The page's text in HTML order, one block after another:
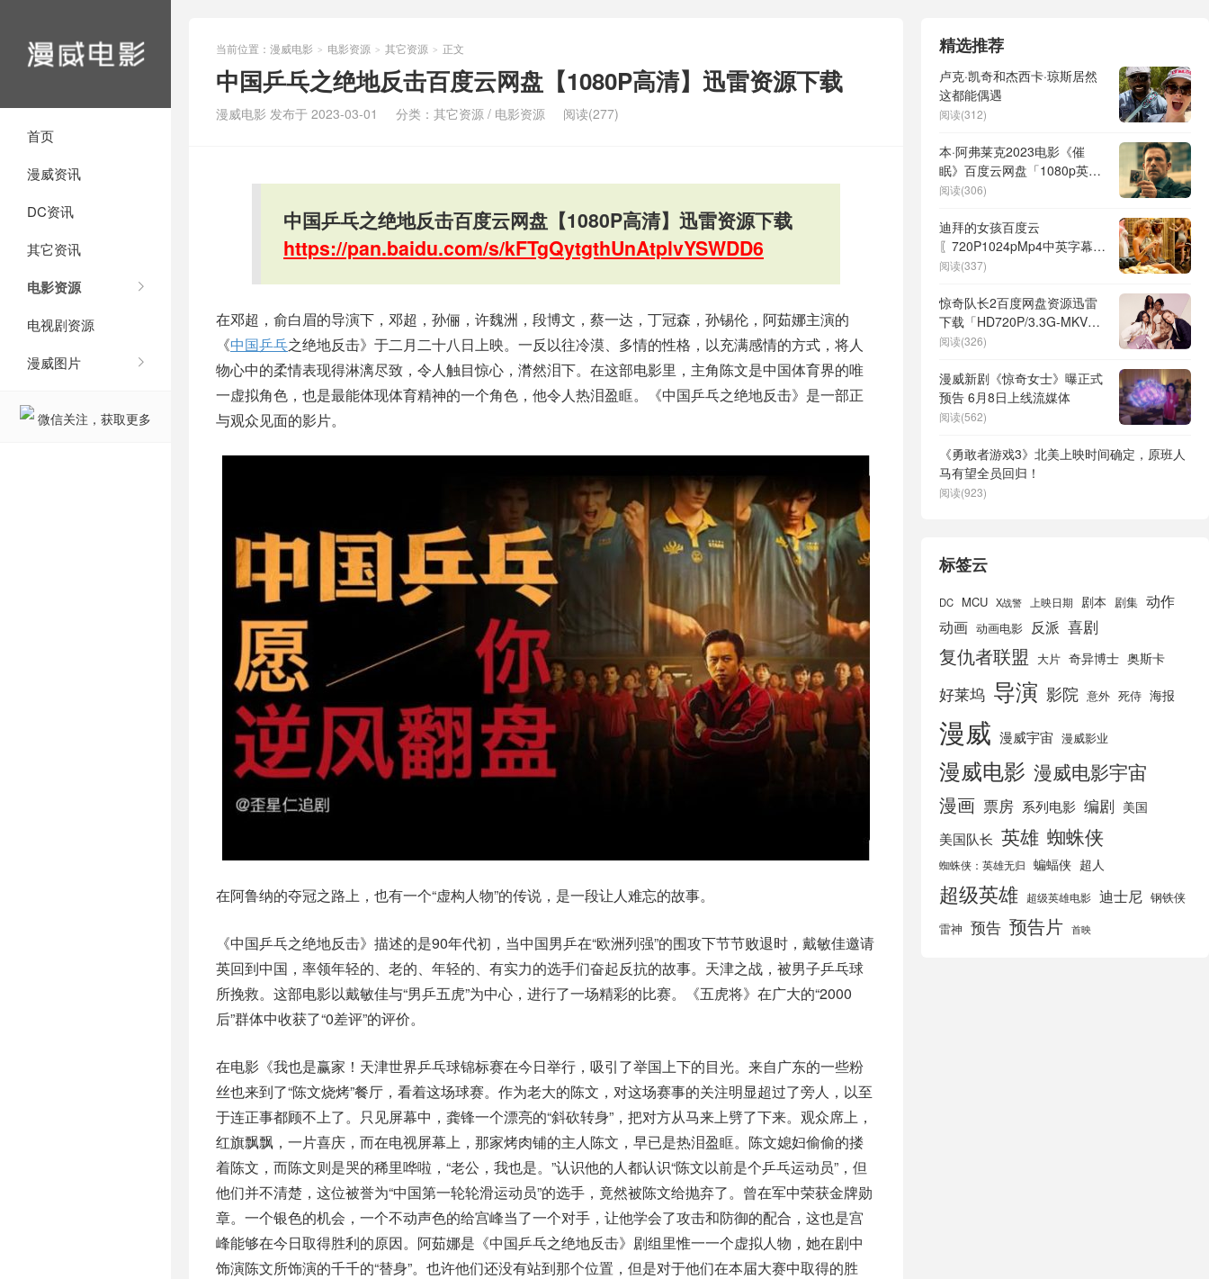
首页
漫威资讯
DC资讯
其它资讯
电影资源
电视剧资源
漫威图片
微信关注，获取更多
当前位置： 漫威电影 > 电影资源 > 其它资源 > 正文
中国乒乓之绝地反击百度云网盘【1080P高清】迅雷资源下载
漫威电影 发布于 2023-03-01 分类： 其它资源 / 电影资源 阅读(277)
中国乒乓之绝地反击百度云网盘【1080P高清】迅雷资源下载
https://pan.baidu.com/s/kFTgQytgthUnAtplvYSWDD6
在邓超，俞白眉的导演下，邓超，孙俪，许魏洲，段博文，蔡一达，丁冠森，孙锡伦，阿茹娜主演的
《中国乒乓之绝地反击》于二月二十八日上映。一反以往冷漠、多情的性格，以充满感情的方式，将人
物心中的柔情表现得淋漓尽致，令人触目惊心，潸然泪下。在这部电影里，主角陈文是中国体育界的唯
一虚拟角色，也是最能体现体育精神的一个角色，他令人热泪盈眶。《中国乒乓之绝地反击》是一部正
与观众见面的影片。
在阿鲁纳的夺冠之路上，也有一个“虚构人物”的传说，是一段让人难忘的故事。
《中国乒乓之绝地反击》描述的是90年代初，当中国男乒在“欧洲列强”的围攻下节节败退时，戴敏佳邀请
英回到中国，率领年轻的、老的、年轻的、有实力的选手们奋起反抗的故事。天津之战，被男子乒乓球
所挽救。这部电影以戴敏佳与“男乒五虎”为中心，进行了一场精彩的比赛。《五虎将》在广大的“2000
后”群体中收获了“0差评”的评价。
在电影《我也是赢家！天津世界乒乓球锦标赛在今日举行，吸引了举国上下的目光。来自广东的一些粉
丝也来到了“陈文烧烤”餐厅，看着这场球赛。作为老大的陈文，对这场赛事的关注明显超过了旁人，以至
于连正事都顾不上了。只见屏幕中，龚锋一个漂亮的“斜砍转身”，把对方从马来上劈了下来。观众席上，
红旗飘飘，一片喜庆，而在电视屏幕上，那家烤肉铺的主人陈文，早已是热泪盈眶。陈文媳妇偷偷的搂
着陈文，而陈文则是哭的稀里哗啦，“老公，我也是。”认识他的人都认识“陈文以前是个乒乓运动员”，但
他们并不清楚，这位被誉为“中国第一轮轮滑运动员”的选手，竟然被陈文给抛弃了。曾在军中荣获金牌勋
章。一个银色的机会，一个不动声色的给宫峰当了一个对手，让他学会了攻击和防御的配合，这也是宫
峰能够在今日取得胜利的原因。阿茹娜是《中国乒乓之绝地反击》剧组里惟一一个虚拟人物，她在剧中
饰演陈文所饰演的千千的“替身”。也许他们还没有站到那个位置，但是对于他们在本届大赛中取得的胜
精选推荐
卢克·凯奇和杰西卡·琼斯居然
这都能偶遇
阅读(312)
本·阿弗莱克2023电影《催
眠》百度云网盘「1080p英文
中字高清资源」迅雷下载
阅读(306)
迪拜的女孩百度云
〖720P1024pMp4中英字幕资
源〗网盘
阅读(337)
惊奇队长2百度网盘资源迅雷
下载「HD720P/3.3G-MKV」
高清版已更新
阅读(326)
漫威新剧《惊奇女士》曝正式
预告 6月8日上线流媒体
阅读(562)
《勇敢者游戏3》北美上映时间确定，原班人
马有望全员回归！
阅读(923)
标签云
DC MCU X战警 上映日期 剧本 剧集 动作
动画 动画电影 反派 喜剧
复仇者联盟 大片 奇异博士 奥斯卡
好莱坞 导演 影院 意外 死侍 海报
漫威 漫威宇宙 漫威影业
漫威电影 漫威电影宇宙
漫画 票房 系列电影 编剧 美国
美国队长 英雄 蜘蛛侠
蜘蛛侠：英雄无归 蝙蝠侠 超人
超级英雄 超级英雄电影 迪士尼 钢铁侠
雷神 预告 预告片 首映